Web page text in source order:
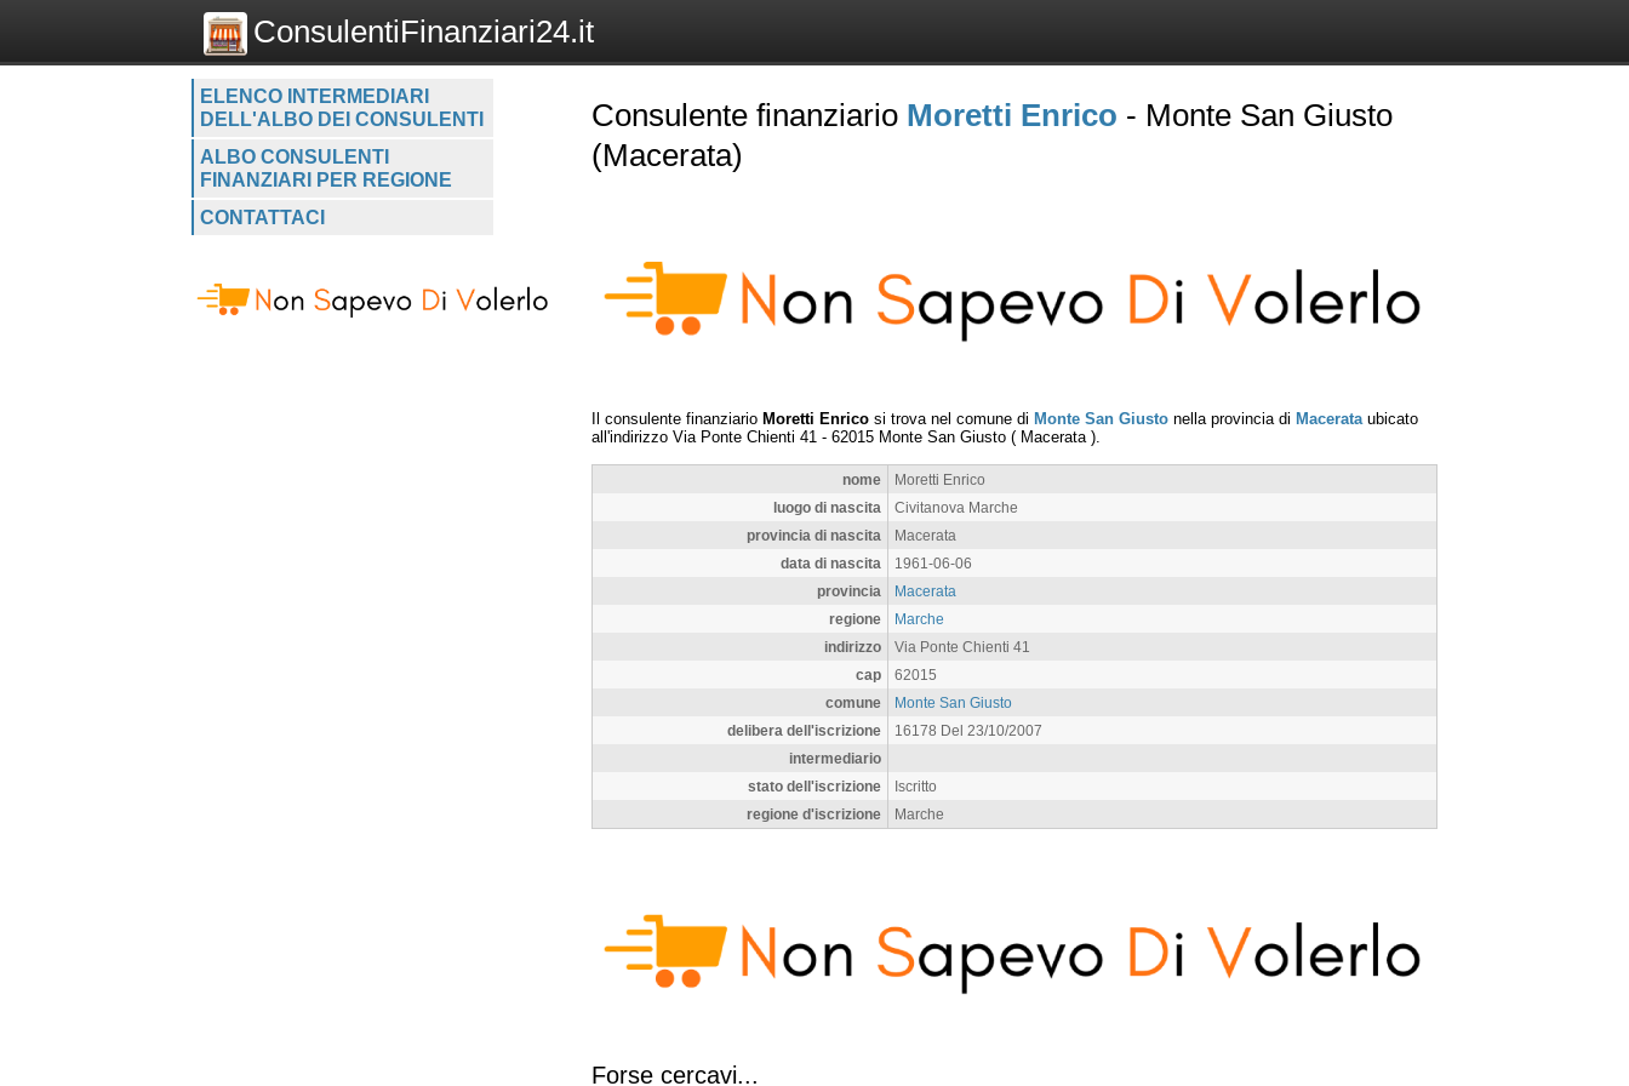
ConsulentiFinanziari24.it
ELENCO INTERMEDIARI
DELL'ALBO DEI CONSULENTI
ALBO CONSULENTI
FINANZIARI PER REGIONE
CONTATTACI
Consulente finanziario Moretti Enrico - Monte San Giusto
(Macerata)
Il consulente finanziario Moretti Enrico si trova nel comune di Monte San Giusto nella provincia di Macerata ubicato
all'indirizzo Via Ponte Chienti 41 - 62015 Monte San Giusto ( Macerata ).
nome
Moretti Enrico
luogo di nascita
Civitanova Marche
provincia di nascita
Macerata
data di nascita
1961-06-06
provincia
Macerata
regione
Marche
indirizzo
Via Ponte Chienti 41
cap
62015
comune
Monte San Giusto
delibera dell'iscrizione
16178 Del 23/10/2007
intermediario
stato dell'iscrizione
Iscritto
regione d'iscrizione
Marche
Forse cercavi...